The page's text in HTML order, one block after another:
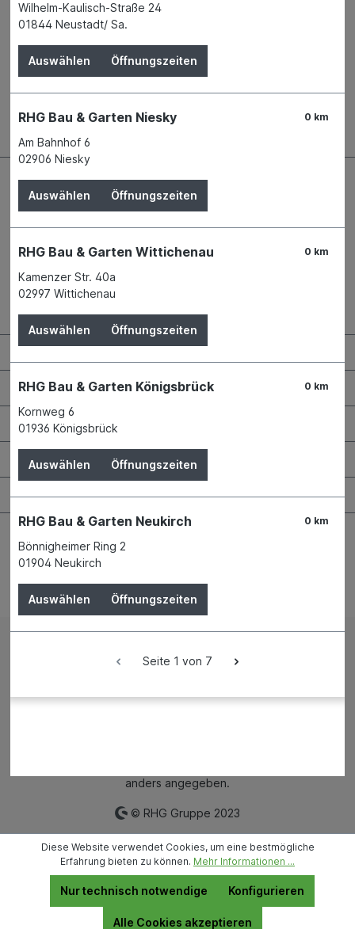
Telefon
+49 2102 1004 - 0
E-Mail
WEEE-Reg.-Nr.
95501552
Kontaktdaten und Öffnungszeiten
RHG Helfer
Wissenswertes
Maschinen & Werkzeuge
Bauen & Renovieren
Garten & Landschaftsbau
Bestellung widerrufen
Impressum
AGB
Datenschutz
News Filialen Mietpark
anders angegeben.
© RHG Gruppe 2023
Diese Website verwendet Cookies, um eine bestmögliche
Erfahrung bieten zu können. Mehr Informationen ...
Nur technisch notwendige Konfigurieren
Alle Cookies akzeptieren
Wilhelm-Kaulisch-Straße 24
01844 Neustadt/ Sa.
Auswählen Öffnungszeiten
0 km
RHG Bau & Garten Niesky
Am Bahnhof 6
02906 Niesky
Auswählen Öffnungszeiten
0 km
RHG Bau & Garten Wittichenau
Kamenzer Str. 40a
02997 Wittichenau
Auswählen Öffnungszeiten
0 km
RHG Bau & Garten Königsbrück
Kornweg 6
01936 Königsbrück
Auswählen Öffnungszeiten
0 km
RHG Bau & Garten Neukirch
Bönnigheimer Ring 2
01904 Neukirch
Auswählen Öffnungszeiten
Seite 1 von 7